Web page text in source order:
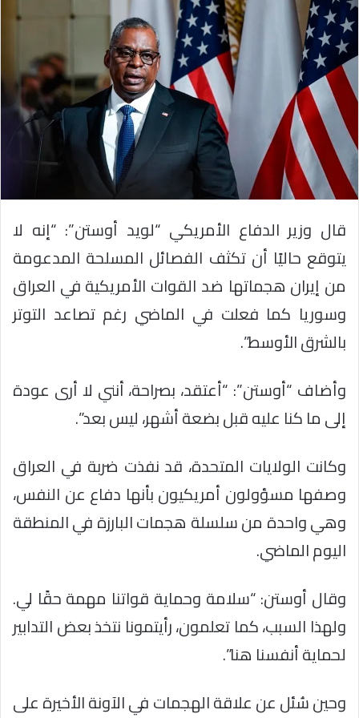
قال وزير الدفاع الأمريكي “لويد أوستن”: “إنه لا
يتوقع حاليًا أن تكثف الفصائل المسلحة المدعومة
من إيران هجماتها ضد القوات الأمريكية في العراق
وسوريا كما فعلت في الماضي رغم تصاعد التوتر
بالشرق الأوسط”.
وأضاف “أوستن”: “أعتقد، بصراحة، أنني لا أرى عودة
إلى ما كنا عليه قبل بضعة أشهر، ليس بعد”.
وكانت الولايات المتحدة، قد نفذت ضربة في العراق
وصفها مسؤولون أمريكيون بأنها دفاع عن النفس،
وهي واحدة من سلسلة هجمات البارزة في المنطقة
اليوم الماضي.
وقال أوستن: “سلامة وحماية قواتنا مهمة حقًا لي.
ولهذا السبب، كما تعلمون، رأيتمونا نتخذ بعض التدابير
لحماية أنفسنا هنا”.
وحين سُئل عن علاقة الهجمات في الآونة الأخيرة على